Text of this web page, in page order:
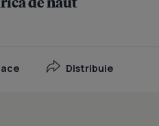
Distribuie